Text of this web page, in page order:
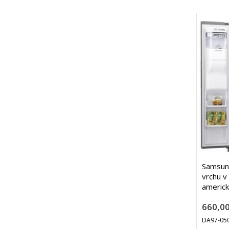
vrchu
DA97-